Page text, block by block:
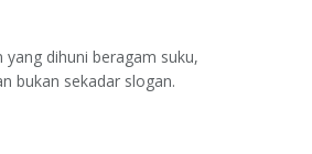
dihuni beragam suku,
bukan sekadar slogan.